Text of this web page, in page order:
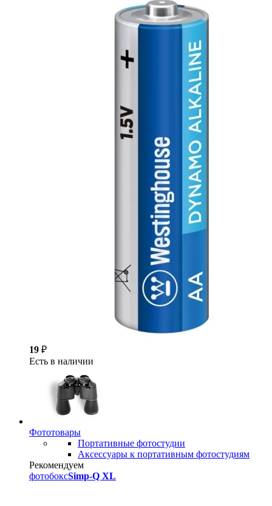
19 ₽
Есть в наличии
Фототовары
Портативные фотостудии
Аксессуары к портативным фотостудиям
Рекомендуем
фотобоксSimp-Q XL